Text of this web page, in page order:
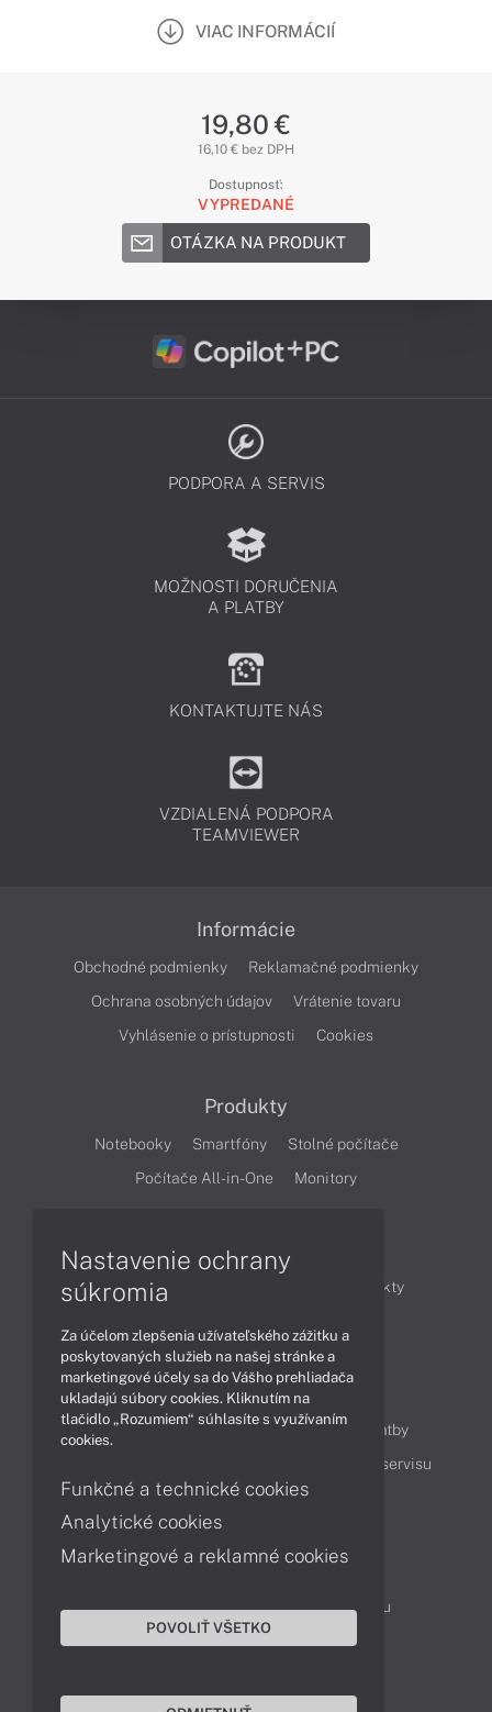
VIAC INFORMÁCIÍ
19,80 €
16,10 € bez DPH
Dostupnosť:
VYPREDANÉ
OTÁZKA NA PRODUKT
PODPORA A SERVIS
MOŽNOSTI DORUČENIA
A PLATBY
KONTAKTUJTE NÁS
VZDIALENÁ PODPORA
TEAMVIEWER
Informácie
Obchodné podmienky
Reklamačné podmienky
Ochrana osobných údajov
Vrátenie tovaru
Vyhlásenie o prístupnosti
Cookies
Produkty
Notebooky Smartfóny
Stolné počítače
Počítače All-in-One
Monitory
Články
Obchodné informácie
Produkty
Obsah
Ako nakupovať
Možnosti doručenia a platby
Cenník servisu
Kontakty
Servisné oddelenie
Reklamácia tovaru
Nastavenie ochrany
súkromia
Za účelom zlepšenia užívateľského zážitku a
poskytovaných služieb na našej stránke a
marketingové účely sa do Vášho prehliadača
ukladajú súbory cookies. Kliknutím na
tlačidlo „Rozumiem“ súhlasíte s využívaním
cookies.
Funkčné a technické cookies
Analytické cookies
Marketingové a reklamné cookies
POVOLIŤ VŠETKO